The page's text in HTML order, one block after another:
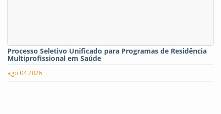
Processo Seletivo Unificado para Programas de Residência
Multiprofissional em Saúde
ago 04 2026